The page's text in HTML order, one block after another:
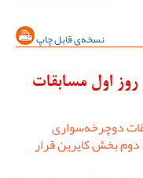
نسخه‌ی قابل چاپ
اول مسابقات
دوچرخه‌سواری
بخش کایرین قرار